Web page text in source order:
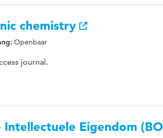
chemistry
Openbaar
journal.
Eigendom